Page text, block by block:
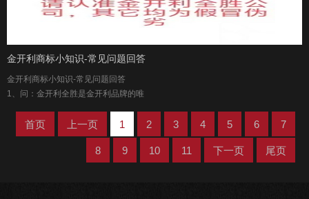
金开利商标小知识-常见问题回答
金开利商标小知识-常见问题回答
1、问：金开利全胜是金开利品牌的唯
首页 上一页 1 2 3 4 5 6 7
8 9 10 11 下一页 尾页